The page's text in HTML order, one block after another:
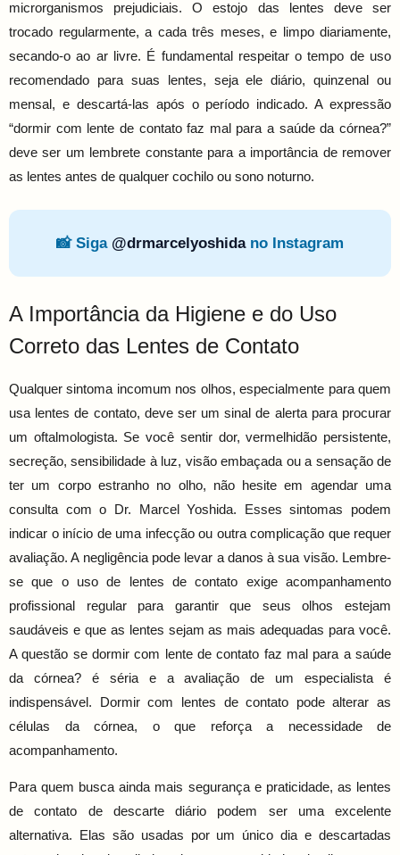
microrganismos prejudiciais. O estojo das lentes deve ser
trocado regularmente, a cada três meses, e limpo diariamente,
secando-o ao ar livre. É fundamental respeitar o tempo de uso
recomendado para suas lentes, seja ele diário, quinzenal ou
mensal, e descartá-las após o período indicado. A expressão
“dormir com lente de contato faz mal para a saúde da córnea?”
deve ser um lembrete constante para a importância de remover
as lentes antes de qualquer cochilo ou sono noturno.
📸 Siga @drmarcelyoshidano Instagram
A Importância da Higiene e do Uso
Correto das Lentes de Contato
Qualquer sintoma incomum nos olhos, especialmente para quem
usa lentes de contato, deve ser um sinal de alerta para procurar
um oftalmologista. Se você sentir dor, vermelhidão persistente,
secreção, sensibilidade à luz, visão embaçada ou a sensação de
ter um corpo estranho no olho, não hesite em agendar uma
consulta com o Dr. Marcel Yoshida. Esses sintomas podem
indicar o início de uma infecção ou outra complicação que requer
avaliação. A negligência pode levar a danos à sua visão. Lembre-
se que o uso de lentes de contato exige acompanhamento
profissional regular para garantir que seus olhos estejam
saudáveis e que as lentes sejam as mais adequadas para você.
A questão se dormir com lente de contato faz mal para a saúde
da córnea? é séria e a avaliação de um especialista é
indispensável. Dormir com lentes de contato pode alterar as
células da córnea, o que reforça a necessidade de
acompanhamento.
Para quem busca ainda mais segurança e praticidade, as lentes
de contato de descarte diário podem ser uma excelente
alternativa. Elas são usadas por um único dia e descartadas